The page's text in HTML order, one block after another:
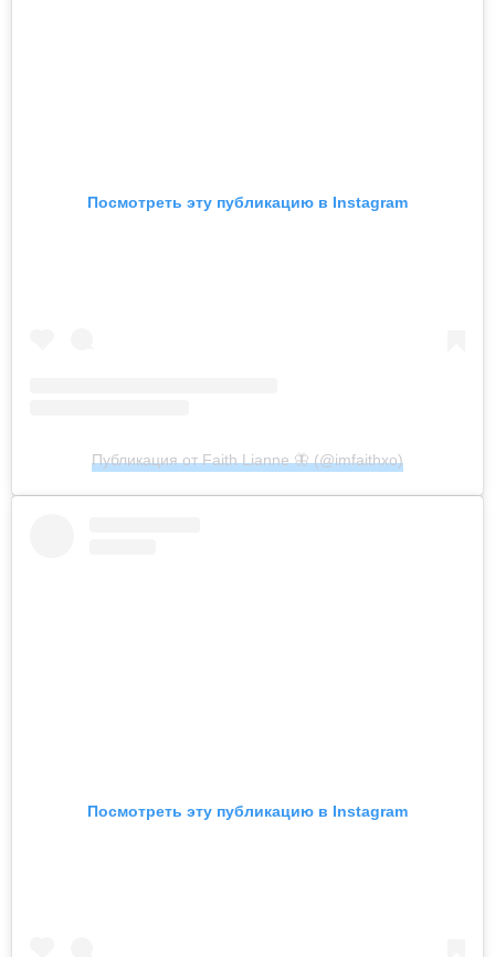
Посмотреть эту публикацию в Instagram
Публикация от Faith Lianne 🦋 (@imfaithxo)
Посмотреть эту публикацию в Instagram